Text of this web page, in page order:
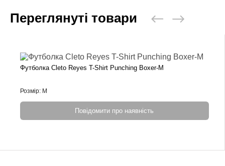
Переглянуті товари
Футболка Cleto Reyes T-Shirt Punching Boxer-M
Розмір: M
Повідомити про наявність